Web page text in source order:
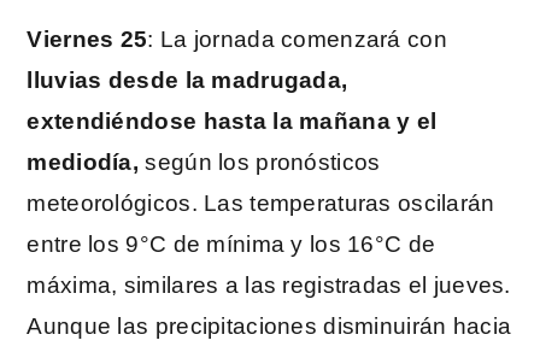
Viernes 25: La jornada comenzará con
lluvias desde la madrugada,
extendiéndose hasta la mañana y el
mediodía,según los pronósticos
meteorológicos. Las temperaturas oscilarán
entre los 9°C de mínima y los 16°C de
máxima, similares a las registradas el jueves.
Aunque las precipitaciones disminuirán hacia